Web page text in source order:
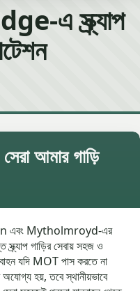
এ স্ক্র্যাপ
আমার গাড়ি
এবং Mytholmroyd-এর
গাড়ির সেবায় সহজ ও
যদি MOT পাস করতে না
অযোগ্য হয়, তবে স্থানীয়ভাবে